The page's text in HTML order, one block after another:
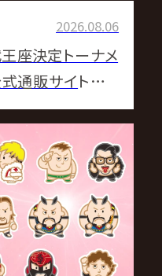
2026.08.06
王座決定トーナメ
通販サイトにて